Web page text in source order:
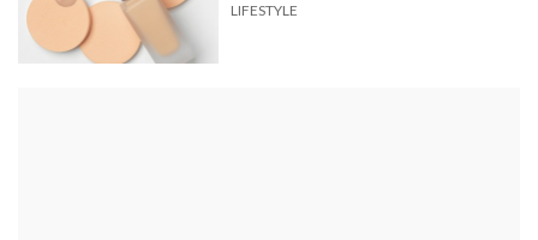
LIFESTYLE